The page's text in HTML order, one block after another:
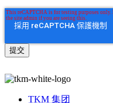
TKM 集团